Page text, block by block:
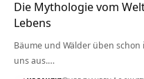
Die Mythologie vom
Lebens
Bäume und Wälder üben
uns aus.…